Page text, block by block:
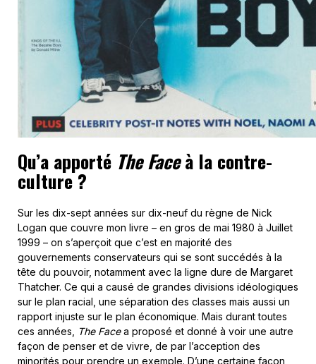
1999 – on s’aperçoit que c’est en majorité des
gouvernements conservateurs qui se sont succédés à la
tête du pouvoir, notamment avec la ligne dure de Margaret
Thatcher. Ce qui a causé de grandes divisions idéologiques
sur le plan racial, une séparation des classes mais aussi un
rapport injuste sur le plan économique. Mais durant toutes
The Facea proposé et donné à voir une autre
façon de penser et de vivre, de par l’acception des
minorités pour prendre un exemple. D’une certaine façon,
c’était contre-culturel.
The story of The Face : The magazine that changed
culture
par Paul Gorman (en anglais, évidemment.). 352
https://thamesandhudson.com/
Plus d’info sur Paul Gorman, un mec
bien :http://www.paulgormanis.com/
TAGS: